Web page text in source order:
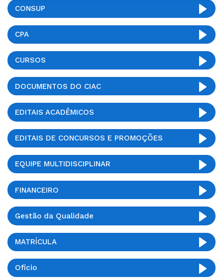
CONSUP
CPA
CURSOS
DOCUMENTOS DO CIAC
EDITAIS ACADÊMICOS
EDITAIS DE CONCURSOS E PROMOÇÕES
EQUIPE MULTIDISCIPLINAR
FINANCEIRO
Gestão da Qualidade
MATRÍCULA
Ofício